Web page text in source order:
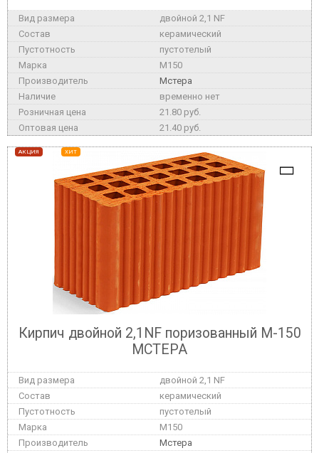
двойной 2,1 NF
керамический
пустотелый
M150
Мстера
временно нет
21.80 руб.
21.40 руб.
АКЦИЯ ХИТ
Кирпич двойной 2,1NF поризованный М-150
МСТЕРА
двойной 2,1 NF
керамический
пустотелый
M150
Мстера